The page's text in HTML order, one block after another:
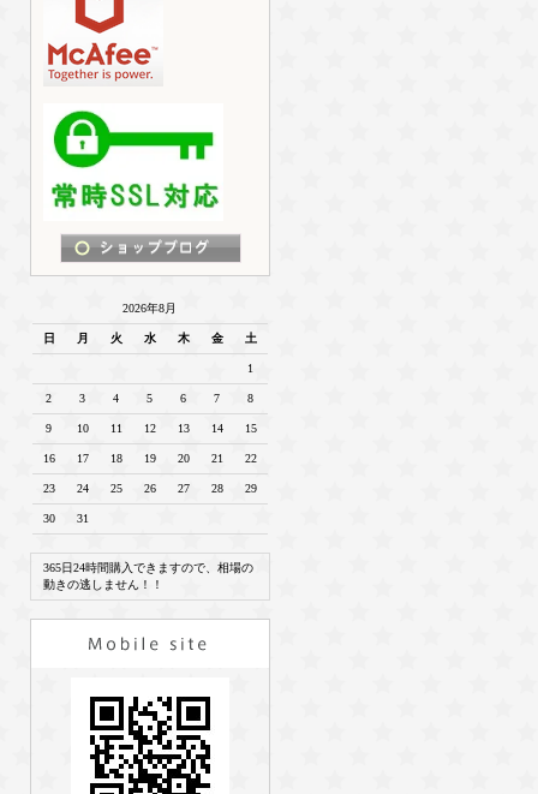
2026年8月
日 月 火 水 木 金 土
1
2 3 4 5 6 7 8
9 10 11 12 13 14 15
16 17 18 19 20 21 22
23 24 25 26 27 28 29
30 31
365日24時間購入できますので、相場の
動きの逃しません！！